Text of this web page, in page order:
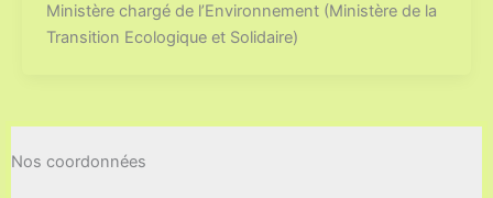
Ministère chargé de l’Environnement (Ministère de la
Transition Ecologique et Solidaire)
Nos coordonnées